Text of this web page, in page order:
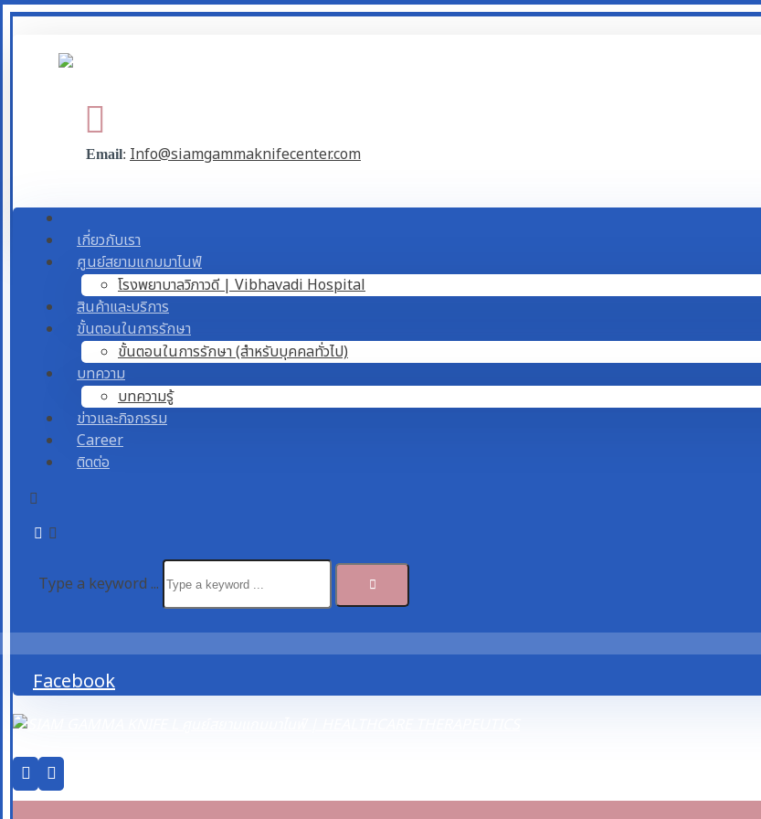
Email: Info@siamgammaknifecenter.com
เกี่ยวกับเรา
ศูนย์สยามแกมมาไนฟ์
โรงพยาบาลวิภาวดี | Vibhavadi Hospital
สินค้าและบริการ
ขั้นตอนในการรักษา
ขั้นตอนในการรักษา (สำหรับบุคคลทั่วไป)
บทความ
บทความรู้
ข่าวและกิจกรรม
Career
ติดต่อ
Type a keyword ...
Facebook